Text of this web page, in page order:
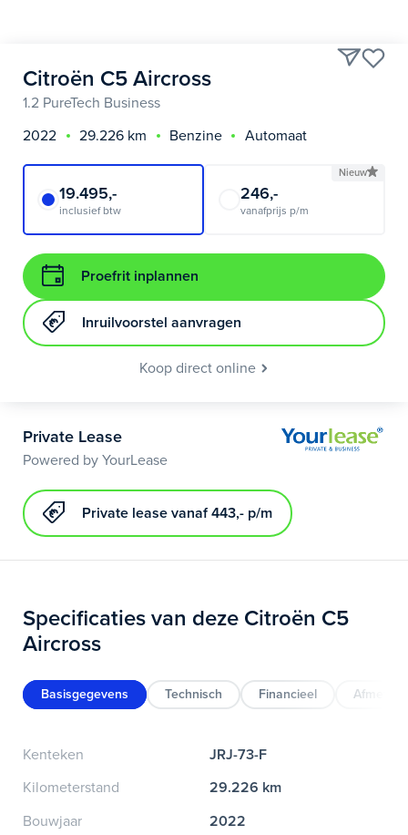
Citroën C5 Aircross
1.2 PureTech Business
2022
29.226 km Benzine Automaat
19.495,-
inclusief btw
Nieuw
246,-
vanafprijs p/m
Proefrit inplannen
Inruilvoorstel aanvragen
Koop direct online
Private Lease
Powered by YourLease
Private lease vanaf 443,- p/m
Specificaties van deze Citroën C5
Aircross
Basisgegevens Technisch Financieel
Kenteken
JRJ-73-F
Kilometerstand
29.226 km
Bouwjaar
2022